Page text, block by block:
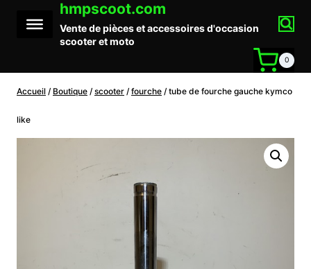
contenu
hmpscoot.com
Vente de pièces et accessoires d'occasion
scooter et moto
0
Accueil / Boutique / scooter / fourche / tube de fourche gauche kymco
like